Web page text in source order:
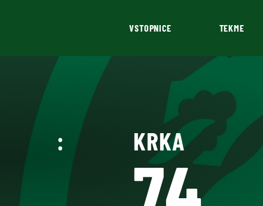
VSTOPNICE TEKME
: KRKA